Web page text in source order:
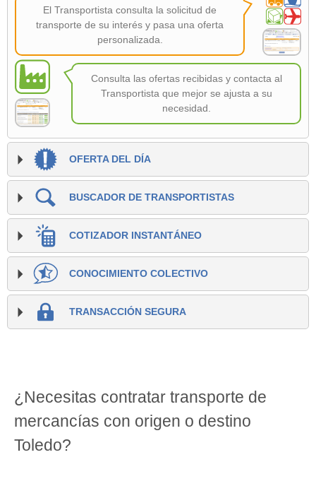
El Transportista consulta la solicitud de
transporte de su interés y pasa una oferta
personalizada.
Consulta las ofertas recibidas y contacta al
Transportista que mejor se ajusta a su
necesidad.
OFERTA DEL DÍA
BUSCADOR DE TRANSPORTISTAS
COTIZADOR INSTANTÁNEO
CONOCIMIENTO COLECTIVO
TRANSACCIÓN SEGURA
¿Necesitas contratar transporte de
mercancías con origen o destino
Toledo?